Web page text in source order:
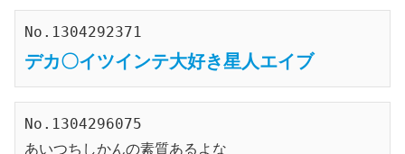
No.1304292371
デカ〇イツインテ大好き星人エイブ
No.1304296075
あいつちしかんの素質あるよな